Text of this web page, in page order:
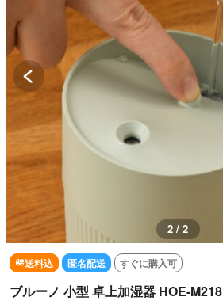
2 / 2
送料込 匿名配送 すぐに購入可
ブルーノ 小型 卓上加湿器 HOE-M218